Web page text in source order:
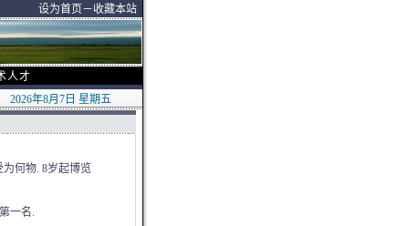
设为首页－收藏本站
人才
合作.
2026年8月7日 星期五
何物. 8岁起博览
一名.